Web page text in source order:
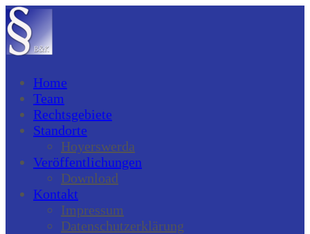
Home
Team
Rechtsgebiete
Standorte
Hoyerswerda
Veröffentlichungen
Download
Kontakt
Impressum
Datenschutzerklärung